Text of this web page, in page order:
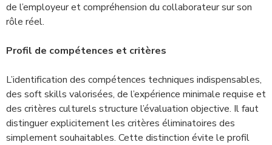
de l’employeur et compréhension du collaborateur sur son
rôle réel.
Profil de compétences et critères
L’identification des compétences techniques indispensables,
des soft skills valorisées, de l’expérience minimale requise et
des critères culturels structure l’évaluation objective. Il faut
distinguer explicitement les critères éliminatoires des
simplement souhaitables. Cette distinction évite le profil